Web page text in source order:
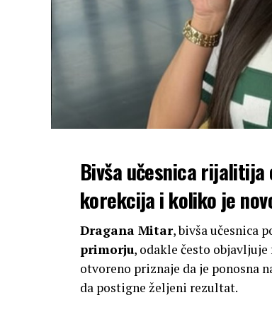
Bivša učesnica
korekcija i koliko je
Dragana Mitar, bivša učesnica
primorju, odakle često
otvoreno priznaje da je ponosna
da postigne željeni rezultat.